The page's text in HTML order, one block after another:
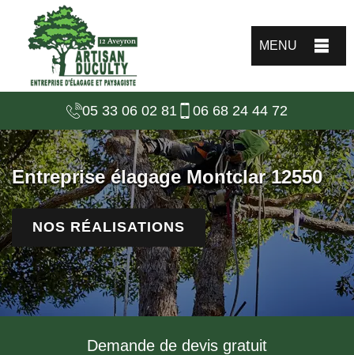
MENU
05 33 06 02 81 06 68 24 44 72
Entreprise élagage Montclar 12550
NOS RÉALISATIONS
Demande de devis gratuit